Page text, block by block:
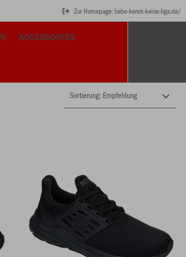
Zur Homepage: liebe-kennt-keine-liga.de/
ACCESSOIRES